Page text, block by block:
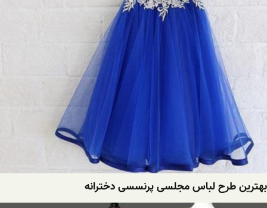
بهترین طرح لباس مجلسی پرنسسی دخترانه